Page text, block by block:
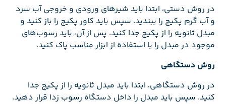
در روش دستی، ابتدا باید شیرهای ورودی و خروجی آب سرد
و آب گرم پکیج را ببندید. سپس باید کاور پکیج را باز کنید و
مبدل ثانویه را از پکیج جدا کنید. پس از آن، باید رسوب‌های
موجود در مبدل را با استفاده از ابزار مناسب پاک کنید.
روش دستگاهی
در روش دستگاهی، ابتدا باید مبدل ثانویه را از پکیج جدا
کنید. سپس باید مبدل را داخل دستگاه رسوب زدا قرار دهید.